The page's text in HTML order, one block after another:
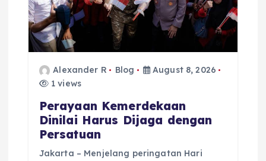
o
Alexander R Blog
August 8, 2026
1 views
Perayaan Kemerdekaan
Dinilai Harus Dijaga dengan
Persatuan
Jakarta – Menjelang peringatan Hari